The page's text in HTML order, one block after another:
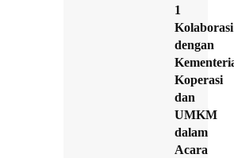
1
Kolaborasi
dengan
Koperasi
dan
UMKM
dalam
Acara